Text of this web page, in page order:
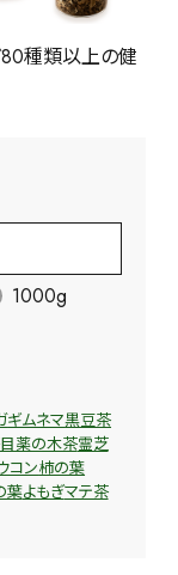
種類以上の健
1000g
ギムネマ黒豆茶
目薬の木茶霊芝
コン柿の葉
葉よもぎマテ茶